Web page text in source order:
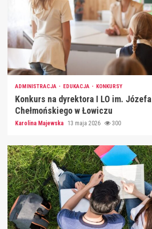
ADMINISTRACJA EDUKACJA KONKURSY
Konkurs na dyrektora I LO im. Józefa
Chełmońskiego w Łowiczu
Karolina Majewska 13 maja 2026 300